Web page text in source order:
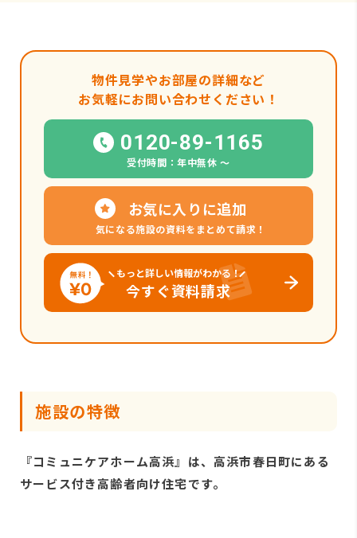
物件見学やお部屋の詳細など
お気軽にお問い合わせください！
0120-89-1165
受付時間：年中無休 〜
お気に入りに追加
気になる施設の資料をまとめて請求！
もっと詳しい情報がわかる！
今すぐ資料請求
施設の特徴
『コミュニケアホーム高浜』は、高浜市春日町にある
サービス付き高齢者向け住宅です。